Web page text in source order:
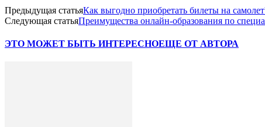
Предыдущая статьяКак выгодно приобретать билеты на
Следующая статьяПреимущества онлайн-образования по
ЭТО МОЖЕТ БЫТЬ ИНТЕРЕСНОЕЩЕ ОТ АВТОРА